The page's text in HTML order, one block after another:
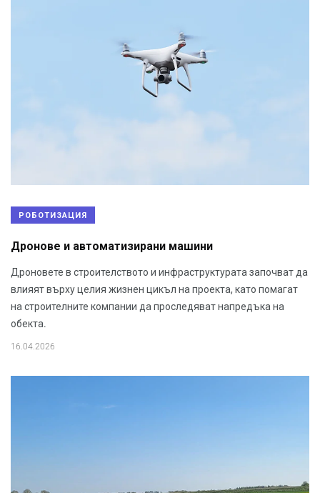
РОБОТИЗАЦИЯ
Дронове и автоматизирани машини
Дроновете в строителството и инфраструктурата започват да
влияят върху целия жизнен цикъл на проекта, като помагат
на строителните компании да проследяват напредъка на
обекта.
16.04.2026